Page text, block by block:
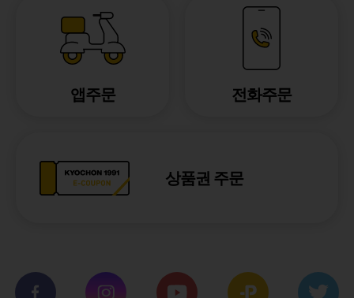
앱주문 전화주문
상품권 주문